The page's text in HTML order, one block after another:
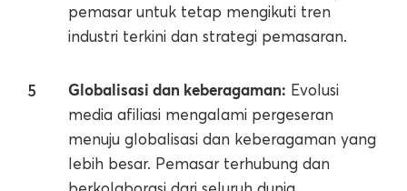
pemasar untuk tetap mengikuti tren
industri terkini dan strategi pemasaran.
Globalisasi dan keberagaman: Evolusi
media afiliasi mengalami pergeseran
menuju globalisasi dan keberagaman yang
lebih besar. Pemasar terhubung dan